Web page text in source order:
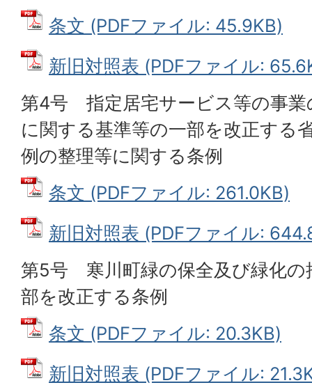
条文 (PDFファイル: 45.9KB)
新旧対照表 (PDFファイル:
第4号 指定居宅サービス等の事業
に関する基準等の一部を改正する
例の整理等に関する条例
条文 (PDFファイル: 261.0KB)
新旧対照表 (PDFファイル:
第5号 寒川町緑の保全及び緑化の
部を改正する条例
条文 (PDFファイル: 20.3KB)
新旧対照表 (PDFファイル: